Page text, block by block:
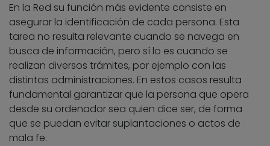
En la Red su función más evidente consiste en
asegurar la identificación de cada persona. Esta
tarea no resulta relevante cuando se navega en
busca de información, pero sí lo es cuando se
realizan diversos trámites, por ejemplo con las
distintas administraciones. En estos casos resulta
fundamental garantizar que la persona que opera
desde su ordenador sea quien dice ser, de forma
que se puedan evitar suplantaciones o actos de
mala fe.